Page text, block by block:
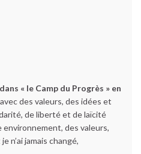
« le Camp du Progrès » en
avec des valeurs, des idées et
de liberté et de laïcité
des valeurs,
n’ai jamais changé,